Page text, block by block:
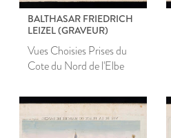
BALTHASAR FRIEDRICH
LEIZEL (GRAVEUR)
Vues Choisies Prises du
Cote du Nord de l'Elbe